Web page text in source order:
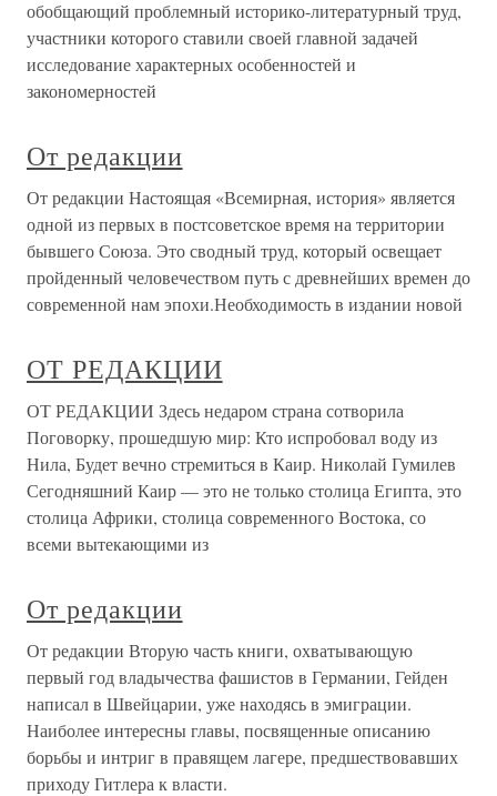
обобщающий проблемный историко-литературный труд,
участники которого ставили своей главной задачей
исследование характерных особенностей и
закономерностей
От редакции
От редакции Настоящая «Всемирная, история» является
одной из первых в постсоветское время на территории
бывшего Союза. Это сводный труд, который освещает
пройденный человечеством путь с древнейших времен до
современной нам эпохи.Необходимость в издании новой
ОТ РЕДАКЦИИ
ОТ РЕДАКЦИИ Здесь недаром страна сотворила
Поговорку, прошедшую мир: Кто испробовал воду из
Нила, Будет вечно стремиться в Каир. Николай Гумилев
Сегодняшний Каир — это не только столица Египта, это
столица Африки, столица современного Востока, со
всеми вытекающими из
От редакции
От редакции Вторую часть книги, охватывающую
первый год владычества фашистов в Германии, Гейден
написал в Швейцарии, уже находясь в эмиграции.
Наиболее интересны главы, посвященные описанию
борьбы и интриг в правящем лагере, предшествовавших
приходу Гитлера к власти.